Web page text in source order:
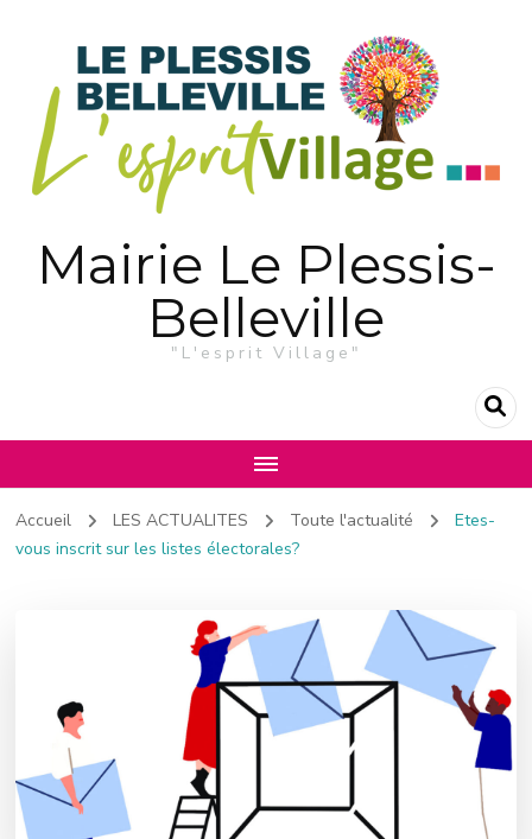
Mairie Le Plessis-
Belleville
"L'esprit Village"
Accueil LES ACTUALITES Toute l'actualité
Etes-
vous inscrit sur les listes électorales?